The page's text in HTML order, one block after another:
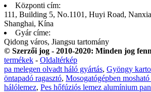
Központi cím:
111, Building 5, No.1101, Huyi Road,
Shanghai, Kína
Gyár címe:
Qidong város, Jiangsu tartomány
© Szerzői jog - 2010-2020: Minden jog
termékek - Oldaltérkép
pa melegen olvadt háló gyártás, Gyöngy
öntapadó ragasztó, Mosogatógépben
hálólemez, Pes hőfúziós lemez alumínium